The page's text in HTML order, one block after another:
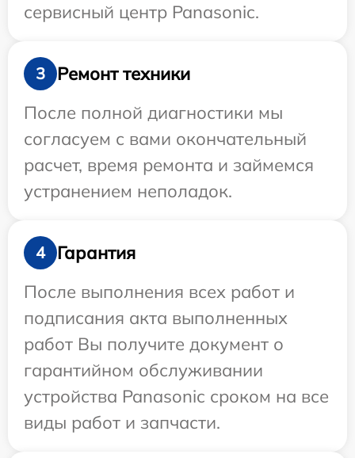
сервисный центр Panasonic.
3
Ремонт техники
После полной диагностики мы
согласуем с вами окончательный
расчет, время ремонта и займемся
устранением неполадок.
4
Гарантия
После выполнения всех работ и
подписания акта выполненных
работ Вы получите документ о
гарантийном обслуживании
устройства Panasonic сроком на все
виды работ и запчасти.